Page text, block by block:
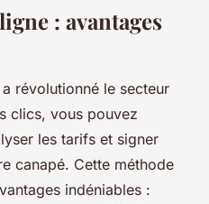
: avantages
a révolutionné le secteur
clics, vous pouvez
les tarifs et signer
canapé. Cette méthode
indéniables :